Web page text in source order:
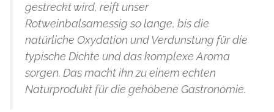
gestreckt wird, reift unser
Rotweinbalsamessig so lange, bis die
natürliche Oxydation und Verdunstung für die
typische Dichte und das komplexe Aroma
sorgen. Das macht ihn zu einem echten
Naturprodukt für die gehobene Gastronomie.